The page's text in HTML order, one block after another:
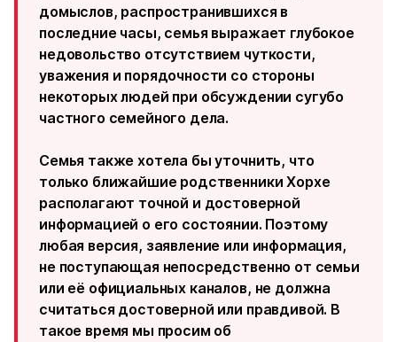
домыслов, распространившихся в
последние часы, семья выражает глубокое
недовольство отсутствием чуткости,
уважения и порядочности со стороны
некоторых людей при обсуждении сугубо
частного семейного дела.
Семья также хотела бы уточнить, что
только ближайшие родственники Хорхе
располагают точной и достоверной
информацией о его состоянии. Поэтому
любая версия, заявление или информация,
не поступающая непосредственно от семьи
или её официальных каналов, не должна
считаться достоверной или правдивой. В
такое время мы просим об